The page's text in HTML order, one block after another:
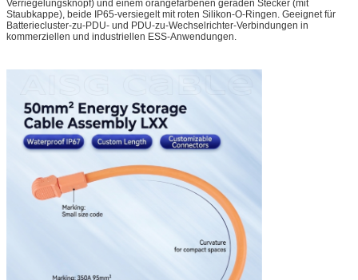
Verriegelungsknopf) und einem orangefarbenen geraden Stecker (mit
Staubkappe), beide IP65-versiegelt mit roten Silikon-O-Ringen. Geeignet für
Batteriecluster-zu-PDU- und PDU-zu-Wechselrichter-Verbindungen in
kommerziellen und industriellen ESS-Anwendungen.